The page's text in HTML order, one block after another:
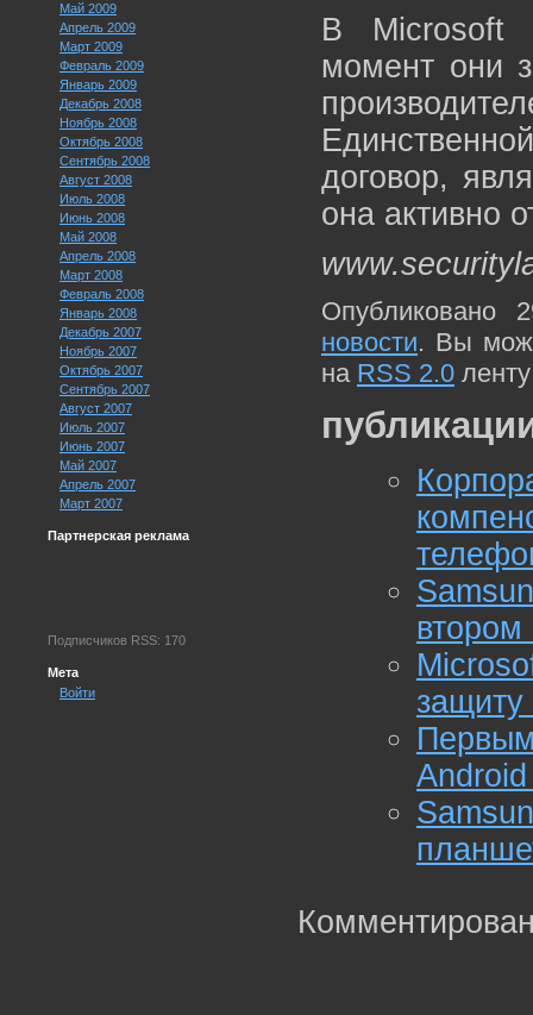
Май 2009
Апрель 2009
Март 2009
Февраль 2009
Январь 2009
Декабрь 2008
Ноябрь 2008
Октябрь 2008
Сентябрь 2008
Август 2008
Июль 2008
Июнь 2008
Май 2008
Апрель 2008
Март 2008
Февраль 2008
Январь 2008
Декабрь 2007
Ноябрь 2007
Октябрь 2007
Сентябрь 2007
Август 2007
Июль 2007
Июнь 2007
Май 2007
Апрель 2007
Март 2007
Партнерская реклама
Подписчиков RSS: 170
Мета
Войти
В Microsoft
момент они
договор,
она активно
Опубликовано
новости. Вы
на RSS 2.0
втором
защиту